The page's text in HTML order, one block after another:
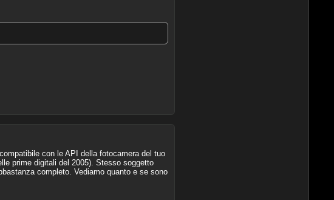
con le API della fotocamera del tuo
prime digitali del 2005). Stesso soggetto
completo. Vediamo quanto e se sono